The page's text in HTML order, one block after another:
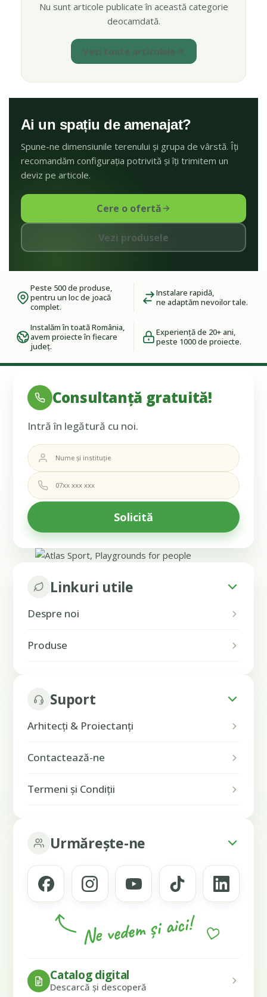
Nu sunt articole publicate în această categorie
deocamdată.
Vezi toate articolele
Ai un spațiu de amenajat?
Spune-ne dimensiunile terenului și grupa de vârstă. Îți
recomandăm configurația potrivită și îți trimitem un
deviz pe articole.
Cere o ofertă
Vezi produsele
Peste 500 de produse,
pentru un loc de joacă
complet.
Instalare rapidă,
ne adaptăm nevoilor tale.
Instalăm în toată România,
avem proiecte în fiecare
județ.
Experiență de 20+ ani,
peste 1000 de proiecte.
Linkuri utile
Despre noi
Produse
Suport
Arhitecți & Proiectanți
Contactează-ne
Termeni și Condiții
Urmărește-ne
Ne vedem și aici!
Catalog digital
Descarcă și descoperă
Consultanță gratuită!
Intră în legătură cu noi.